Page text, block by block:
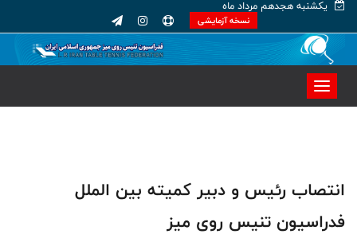
یکشنبه هجدهم مرداد ماه
نسخه آزمایشی
انتصاب رئیس و دبیر کمیته بین الملل
فدراسیون تنیس روی میز